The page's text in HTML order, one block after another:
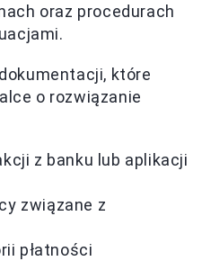
oraz procedurach
które
o rozwiązanie
z banku lub aplikacji
związane z
płatności